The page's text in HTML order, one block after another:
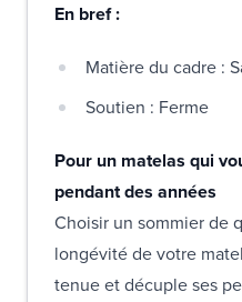
En bref :
Matière du cadre :
Soutien : Ferme
Pour un matelas qui
pendant des années
Choisir un sommier de
longévité de votre
tenue et décuple ses